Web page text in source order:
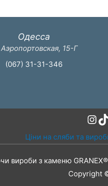
Одесса
Аэропортовская, 15-Г
(067) 31-31-346
Ціни на сляби та
вироби з каменю
Copyright